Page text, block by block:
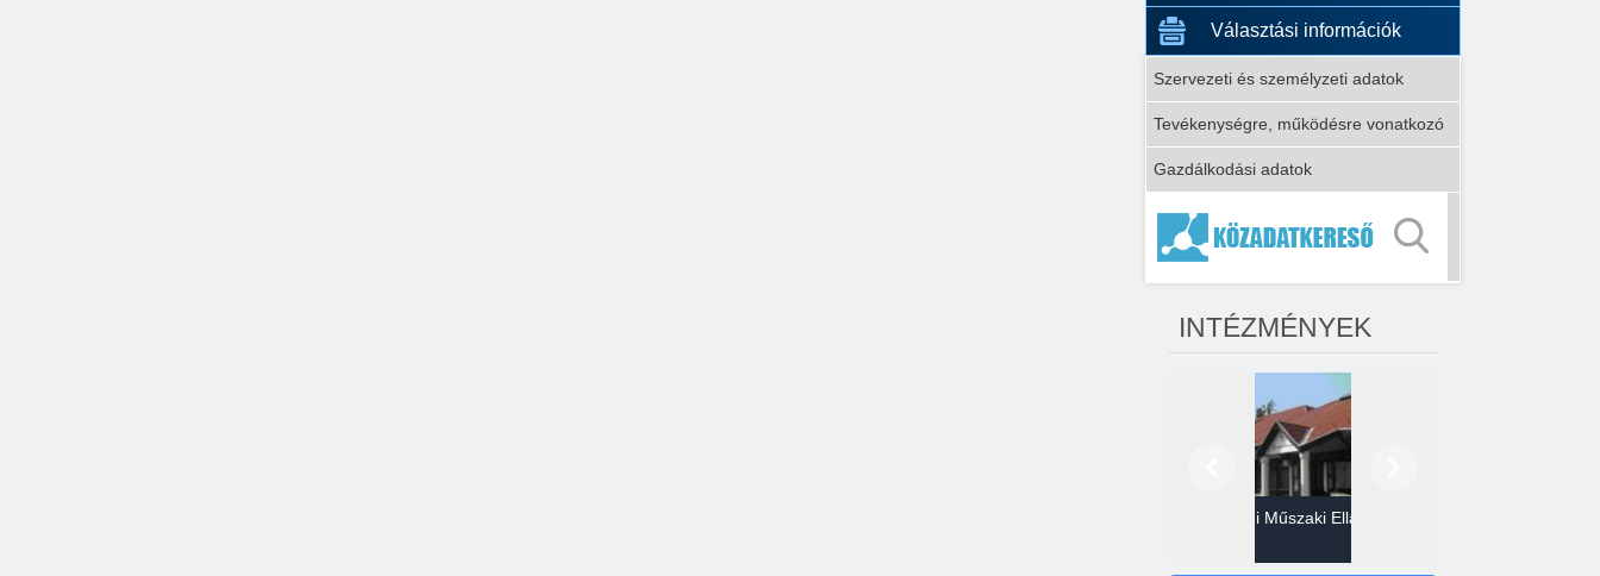
Választási információk
Szervezeti és személyzeti adatok
Tevékenységre, működésre vonatkozó
Gazdálkodási adatok
INTÉZMÉNYEK
Gazdasági Műszaki Ellátó